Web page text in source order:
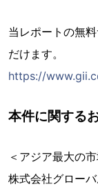
当レポートの無
だけます。
https://
本件に関する
＜アジア最大の
株式会社グロー